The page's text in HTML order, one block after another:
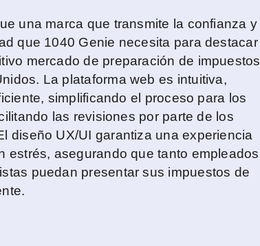
una marca que transmite la confianza y
que 1040 Genie necesita para destacar
mercado de preparación de impuestos
La plataforma web es intuitiva,
simplificando el proceso para los
las revisiones por parte de los
diseño UX/UI garantiza una experiencia
estrés, asegurando que tanto empleados
puedan presentar sus impuestos de